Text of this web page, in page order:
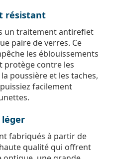
résistant
un traitement antireflet
paire de verres. Ce
les éblouissements
protège contre les
poussière et les taches,
facilement
léger
fabriqués à partir de
qualité qui offrent